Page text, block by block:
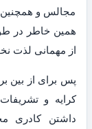
مجالس و همچنین
همین خاطر در
از مهمانی لذت
پس برای از بین
کرایه و
داشتن کادری